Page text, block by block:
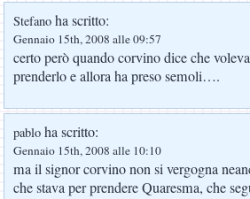
Stefano ha scritto:
Gennaio 15th, 2008 alle 09:57
certo però quando corvino dice che
prenderlo e allora ha preso semoli….
pablo ha scritto:
Gennaio 15th, 2008 alle 10:10
ma il signor corvino non si vergogna
che stava per prendere Quaresma, che